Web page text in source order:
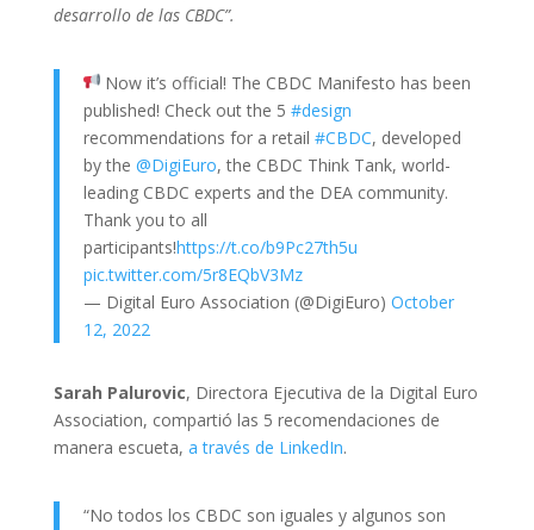
desarrollo de las CBDC”.
Now it’s official! The CBDC Manifesto has been
published! Check out the 5 #design
recommendations for a retail #CBDC, developed
by the @DigiEuro, the CBDC Think Tank, world-
leading CBDC experts and the DEA community.
Thank you to all
participants!https://t.co/b9Pc27th5u
pic.twitter.com/5r8EQbV3Mz
— Digital Euro Association (@DigiEuro) October
12, 2022
Sarah Palurovic, Directora Ejecutiva de la Digital Euro
Association, compartió las 5 recomendaciones de
manera escueta, a través de LinkedIn.
“No todos los CBDC son iguales y algunos son